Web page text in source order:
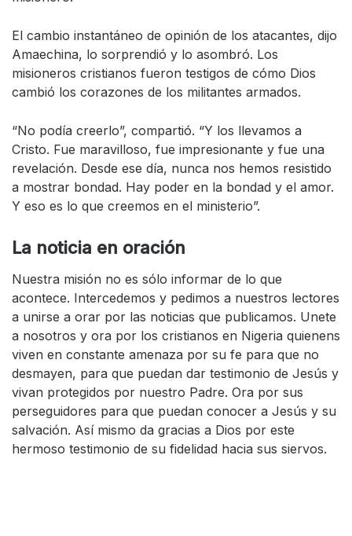
El cambio instantáneo de opinión de los atacantes, dijo
Amaechina, lo sorprendió y lo asombró. Los
misioneros cristianos fueron testigos de cómo Dios
cambió los corazones de los militantes armados.
“No podía creerlo”, compartió. “Y los llevamos a
Cristo. Fue maravilloso, fue impresionante y fue una
revelación. Desde ese día, nunca nos hemos resistido
a mostrar bondad. Hay poder en la bondad y el amor.
Y eso es lo que creemos en el ministerio”.
La noticia en oración
Nuestra misión no es sólo informar de lo que
acontece. Intercedemos y pedimos a nuestros lectores
a unirse a orar por las noticias que publicamos. Unete
a nosotros y ora por los cristianos en Nigeria quienens
viven en constante amenaza por su fe para que no
desmayen, para que puedan dar testimonio de Jesús y
vivan protegidos por nuestro Padre. Ora por sus
perseguidores para que puedan conocer a Jesús y su
salvación. Así mismo da gracias a Dios por este
hermoso testimonio de su fidelidad hacia sus siervos.